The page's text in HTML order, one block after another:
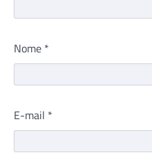
Nome *
E-mail *